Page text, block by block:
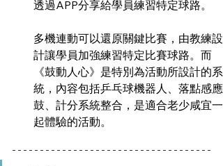
透過APP分享給學員練習特定球路。
多機連動可以還原關鍵比賽，由教練設
計讓學員加強練習特定比賽球路。而
《鼓動人心》是特別為活動所設計的系
統，內容包括乒乓球機器人、落點感應
鼓、計分系統整合，是適合老少咸宜一
起體驗的活動。